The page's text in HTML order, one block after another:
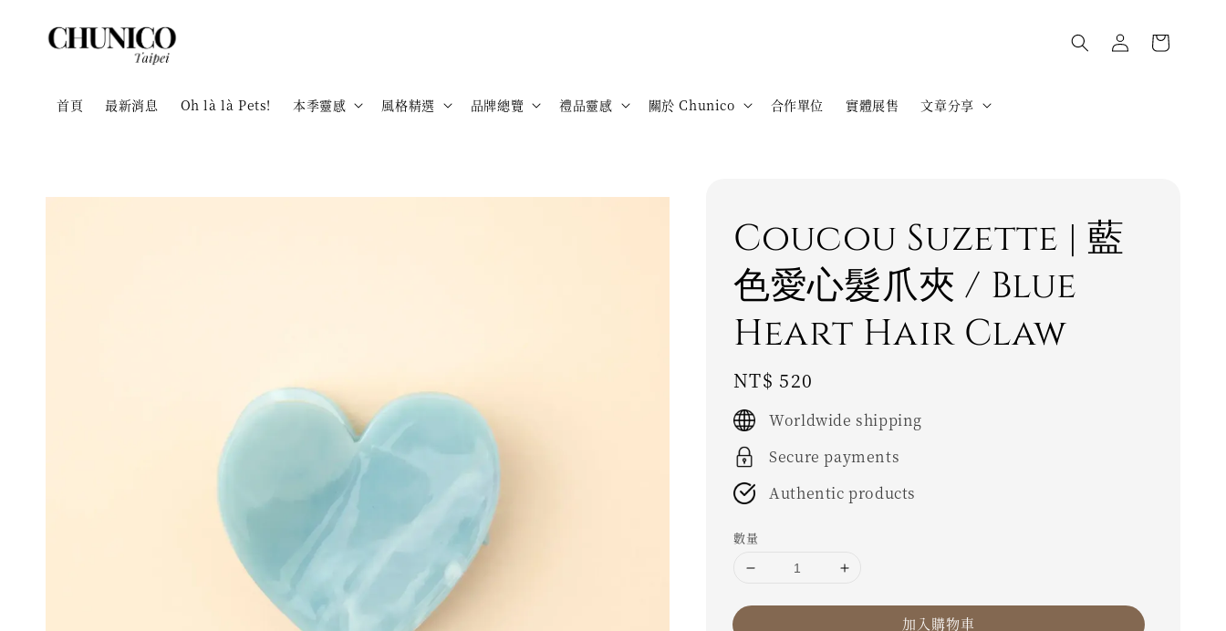
首頁 最新消息 Oh là là Pets! 本季靈感 風格精選 品牌總覽 禮品靈感 關於 Chunico 合作單位 實體展售 文章分享
Coucou Suzette | 藍
色愛心髮爪夾 / Blue
Heart Hair Claw
Regular
price
NT$ 520
Worldwide shipping
Secure payments
Authentic products
數量
加入購物車